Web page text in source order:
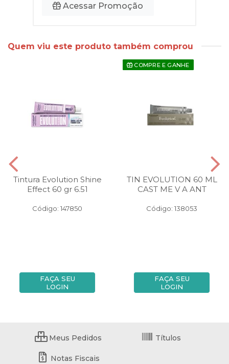
Acessar Promoção
Quem viu este produto também comprou
Tintura Evolution Shine
Effect 60 gr 6.51
Código: 147850
FAÇA SEU
LOGIN
COMPRE E GANHE
TIN EVOLUTION 60 ML
CAST ME V A ANT
Código: 138053
FAÇA SEU
LOGIN
Meus Pedidos Títulos
Notas Fiscais